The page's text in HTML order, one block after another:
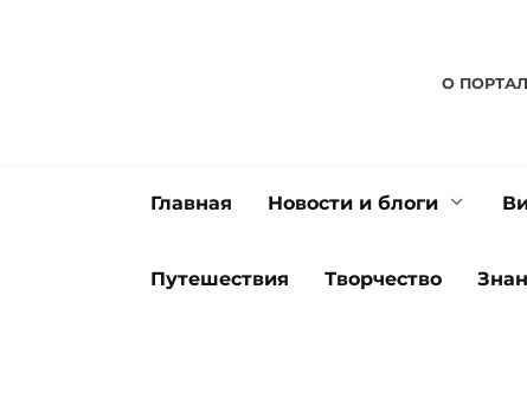
О
Главная Новости и блоги
Путешествия Творчество